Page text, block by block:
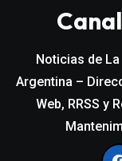
Noticias de
Argentina –
Web, RRSS y